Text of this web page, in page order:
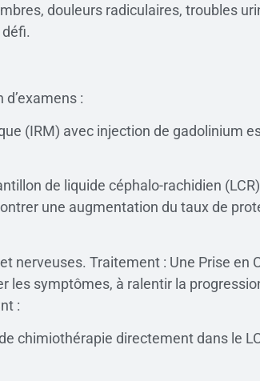
douleurs radiculaires, troubles
:
(IRM) avec injection de gadolinium
de liquide céphalo-rachidien
une augmentation du taux de
nerveuses. Traitement : Une Prise en
symptômes, à ralentir la
:
chimiothérapie directement dans le